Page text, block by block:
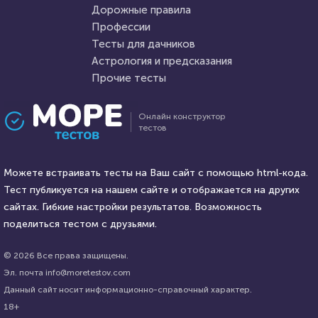
4 июня 2021 9881
«Сумерки»?
balynskiy HTML - код
8 сентября 2020 14902
23 марта 2021
Проходили 74654 раза
Тест на умственную
отсталость
Онлайн конструктор
тестов
Можете встраивать тесты на Ваш сайт с помощью html-кода.
Тест публикуется на нашем сайте и отображается на других
сайтах. Гибкие настройки результатов. Возможность
поделиться тестом с друзьями.
© 2026 Все права защищены.
Эл. почта info@moretestov.com
Данный сайт носит информационно-справочный характер.
18+
Дорожные правила
Профессии
Тесты для дачников
Астрология и предсказания
Прочие тесты